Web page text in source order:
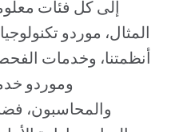
إلى كل فئات
المثال، موردو
أنظمتنا، وخدمات
وموردو
والمحاسبون،